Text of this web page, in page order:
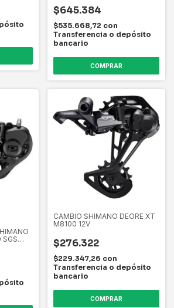
$645.384
$535.668,72 con
Transferencia o depósito
bancario
SGS
CAMBIO SHIMANO DEORE XT
M8100 12V
$276.322
$229.347,26 con
Transferencia o depósito
bancario
COMPRAR